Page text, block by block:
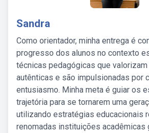
Sandra
Como orientador, minha entrega é
progresso dos alunos no contexto
técnicas pedagógicas que
autênticas e são impulsionadas por
entusiasmo. Minha meta é guiar os
trajetória para se tornarem uma
utilizando estratégias educacionais
renomadas instituições acadêmicas